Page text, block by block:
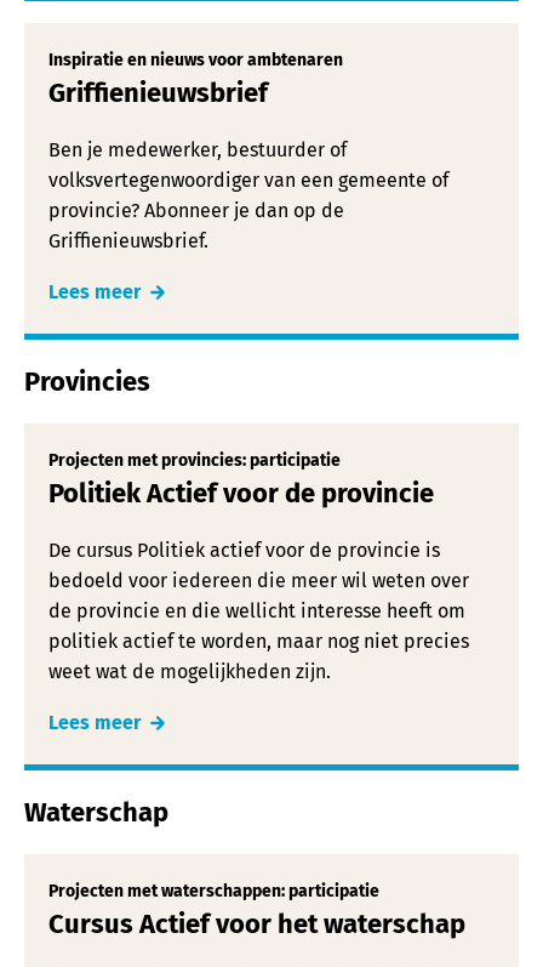
Inspiratie en nieuws voor ambtenaren
Griffienieuwsbrief
Ben je medewerker, bestuurder of
volksvertegenwoordiger van een gemeente of
provincie? Abonneer je dan op de
Griffienieuwsbrief.
Lees meer
Provincies
Projecten met provincies: participatie
Politiek Actief voor de provincie
De cursus Politiek actief voor de provincie is
bedoeld voor iedereen die meer wil weten over
de provincie en die wellicht interesse heeft om
politiek actief te worden, maar nog niet precies
weet wat de mogelijkheden zijn.
Lees meer
Waterschap
Projecten met waterschappen: participatie
Cursus Actief voor het waterschap